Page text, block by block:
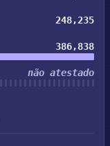
248,235
386,838
não atestado